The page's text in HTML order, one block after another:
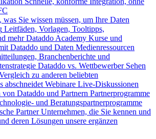
was Sie wissen müssen, um Ihre Daten
Leitfäden, Vorlagen, Tooltipps,
mehr Dataddo Academy Kurse und
Dataddo und Daten Medienressourcen
Branchenberichte und
Dataddo vs. Wettbewerber Sehen
zu anderen beliebten
abschneidet Webinare Live-Diskussionen
Dataddo und Partnern Partnerprogramme
und Beratungspartnerprogramme
Partner Unternehmen, die Sie kennen und
deren Lösungen unsere ergänzen